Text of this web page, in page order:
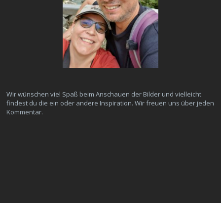
Wir wünschen viel Spaß beim Anschauen der Bilder und vielleicht
findest du die ein oder andere Inspiration. Wir freuen uns über jeden
Kommentar.